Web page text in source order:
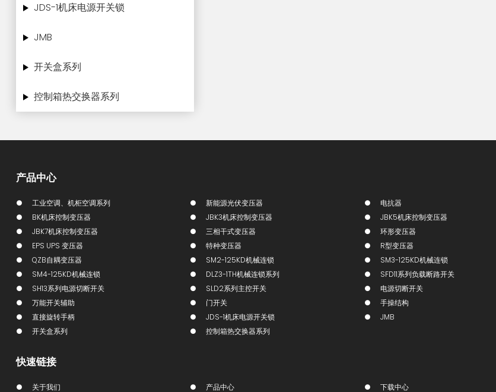
JDS-1机床电源开关锁
JMB
开关盒系列
控制箱热交换器系列
产品中心
工业空调、机柜空调系列 新能源光伏变压器
电抗器
BK机床控制变压器
JBK3机床控制变压器
JBK5机床控制变压器
JBK7机床控制变压器
三相干式变压器
环形变压器
EPS UPS 变压器
特种变压器
R型变压器
QZB自耦变压器
SM2-125KD机械连锁
SM3-125KD机械连锁
SM4-125KD机械连锁
DLZ3-1TH机械连锁系列
SFD11系列负载断路开关
SH13系列电源切断开关
SLD2系列主控开关
电源切断开关
万能开关辅助
门开关
手操结构
直接旋转手柄
JDS-1机床电源开关锁
JMB
开关盒系列
控制箱热交换器系列
快速链接
关于我们 产品中心 下载中心